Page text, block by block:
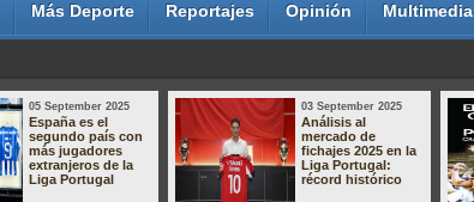
Más Deporte Reportajes Opinión Multimedia
05 September 2025
España es el
segundo país con
más jugadores
extranjeros de la
Liga Portugal
03 September 2025
Análisis al
mercado de
fichajes 2025 en la
Liga Portugal:
récord histórico